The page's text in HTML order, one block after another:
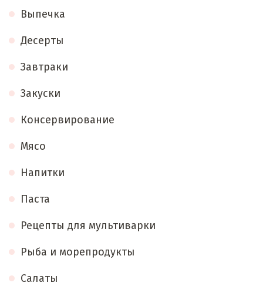
Выпечка
Десерты
Завтраки
Закуски
Консервирование
Мясо
Напитки
Паста
Рецепты для мультиварки
Рыба и морепродукты
Салаты